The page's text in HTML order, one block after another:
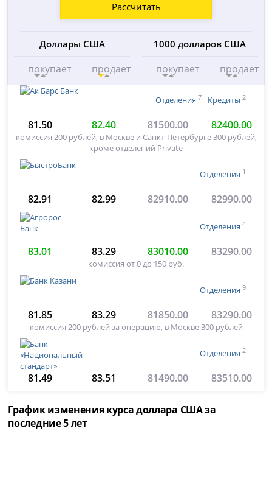
Рассчитать
Доллары США
покупает продает
1000 долларов США
покупает продает
Отделения 7 Кредиты 2
81.50 82.40 81500.00 82400.00
комиссия 200 рублей, в Москве и Санкт-Петербурге 300 рублей,
кроме отделений Private
Отделения 1
82.91 82.99 82910.00 82990.00
Отделения 4
83.01 83.29 83010.00 83290.00
комиссия от 0 до 150 руб.
Отделения 9
81.85 83.29 81850.00 83290.00
комиссия 200 рублей за операцию, в Москве 300 рублей
Отделения 2
81.49 83.51 81490.00 83510.00
График изменения курса доллара США за
последние 5 лет